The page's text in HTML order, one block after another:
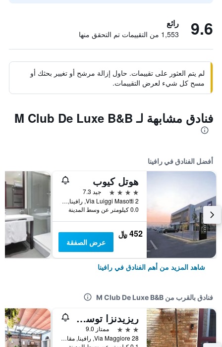
9.6 رائع
1,553 من التقييمات تم التحقق منها
لم يتم العثور على تقييمات. حاول إزالة مرشح أو تغيير بحثك أو
مسح كل شيء لعرض التقييمات.
فنادق مشابهة لـ M Club De Luxe B&B
أفضل الفنادق في رافينا
هوتل كيوب
4 نجوم
جيد 7.3
Via Luiggi Masotti 2, رافينا, مقاطعة رافينا, إيطاليا
0.0 كيلومتر عن وسط المدينة
452 ﷼
عرض الصفقة
شاهد المزيد من أهم الفنادق في رافينا
فنادق بالقرب من M Club De Luxe B&B
ريزيدنزا توسكانيني
3 نجوم
ممتاز 9.0
28 Via Maggiore, رافينا, مقاطعة رافينا, إيطاليا